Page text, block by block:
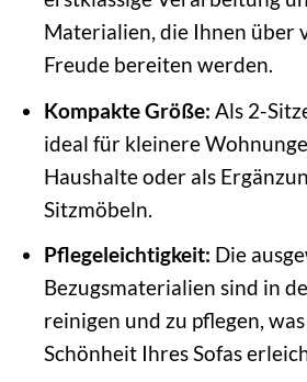
Materialien, die Ihnen über
Freude bereiten werden.
Kompakte Größe: Als 2-
ideal für kleinere
Haushalte oder als
Sitzmöbeln.
Pflegeleichtigkeit: Die
Bezugsmaterialien sind in
reinigen und zu pflegen,
Schönheit Ihres Sofas